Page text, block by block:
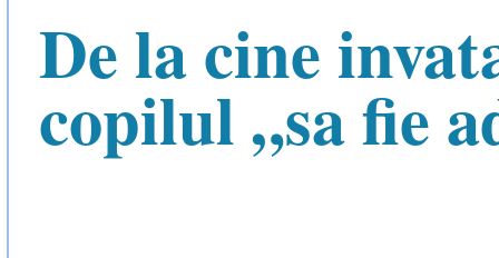
De la cine
copilul „sa fie